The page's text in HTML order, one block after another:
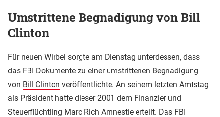
Umstrittene Begnadigung von Bill
Clinton
Für neuen Wirbel sorgte am Dienstag unterdessen, dass
das FBI Dokumente zu einer umstrittenen Begnadigung
von Bill Clinton veröffentlichte. An seinem letzten Amtstag
als Präsident hatte dieser 2001 dem Finanzier und
Steuerflüchtling Marc Rich Amnestie erteilt. Das FBI